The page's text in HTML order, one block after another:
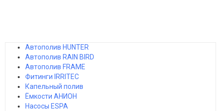
Автополив HUNTER
Автополив RAIN BIRD
Автополив FRAME
Фитинги IRRITEC
Капельный полив
Ёмкости АНИОН
Насосы ESPA